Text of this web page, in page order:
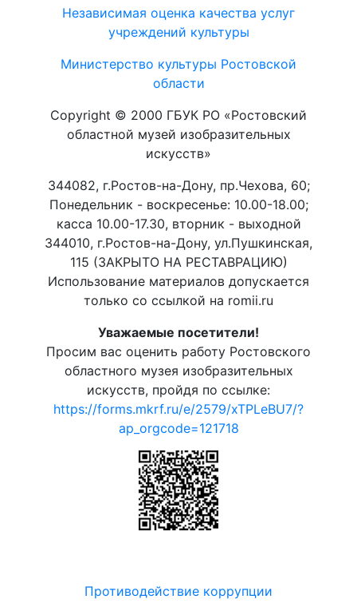
Независимая оценка качества услуг
учреждений культуры
Министерство культуры Ростовской
области
Copyright © 2000 ГБУК РО «Ростовский
областной музей изобразительных
искусств»
344082, г.Ростов-на-Дону, пр.Чехова, 60;
Понедельник - воскресенье: 10.00-18.00;
касса 10.00-17.30, вторник - выходной
344010, г.Ростов-на-Дону, ул.Пушкинская,
115 (ЗАКРЫТО НА РЕСТАВРАЦИЮ)
Использование материалов допускается
только со ссылкой на romii.ru
Уважаемые посетители!
Просим вас оценить работу Ростовского
областного музея изобразительных
искусств, пройдя по ссылке:
https://forms.mkrf.ru/e/2579/xTPLeBU7/?
ap_orgcode=121718
Противодействие коррупции